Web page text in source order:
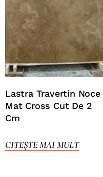
Lastra Travertin Noce
Mat Cross Cut De 2
Cm
CITEȘTE MAI MULT